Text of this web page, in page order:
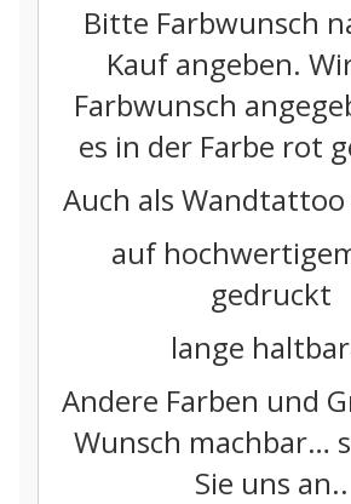
Bitte Farbwunsch
Kauf angeben.
Farbwunsch
es in der Farbe rot
Auch als
auf
gedruckt
lange
Andere Farben und
Wunsch machbar…
Sie uns an..